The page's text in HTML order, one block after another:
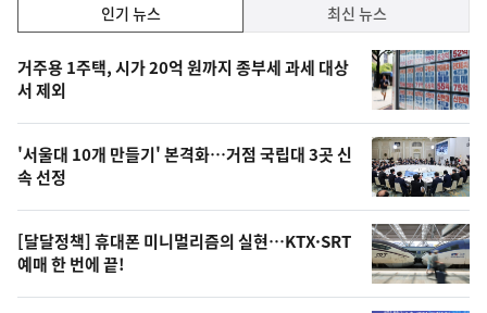
기,
최
신,
오
늘
의
영
상
인기 뉴스 최신 뉴스
기
뉴
스
거주용 1주택, 시가 20억 원까지 종부세 과세 대상
서 제외
'서울대 10개 만들기' 본격화…거점 국립대 3곳 신
속 선정
[달달정책] 휴대폰 미니멀리즘의 실현…KTX·SRT
예매 한 번에 끝!